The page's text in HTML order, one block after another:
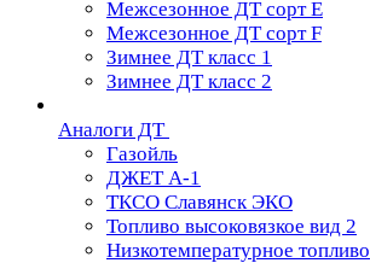
Межсезонное ДТ сорт Е
Межсезонное ДТ сорт F
Зимнее ДТ класс 1
Зимнее ДТ класс 2
Аналоги ДТ
Газойль
ДЖЕТ А-1
ТКСО Славянск ЭКО
Топливо высоковязкое вид 2
Низкотемпературное топливо